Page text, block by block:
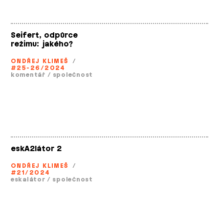
Seifert, odpůrce
režimu: jakého?
ONDŘEJ KLIMEŠ
/
#25-26/2024
komentář / společnost
eskA2látor 2
ONDŘEJ KLIMEŠ
/
#21/2024
eskalátor / společnost